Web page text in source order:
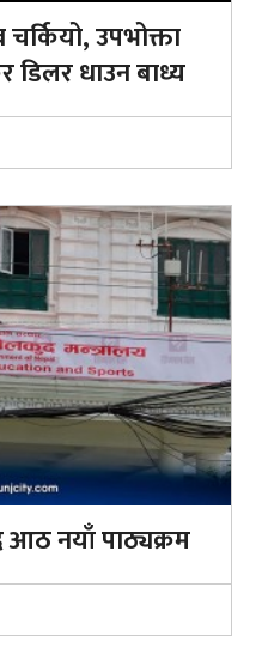
उपभोक्ता
डिलर धाउन बाध्य
आठ नयाँ पाठ्यक्रम